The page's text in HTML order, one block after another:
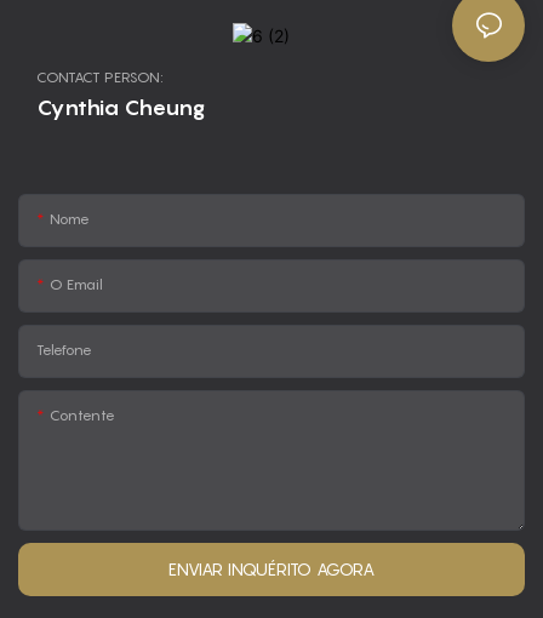
CONTACT PERSON:
Cynthia Cheung
Nome
O Email
Telefone
Contente
ENVIAR INQUÉRITO AGORA